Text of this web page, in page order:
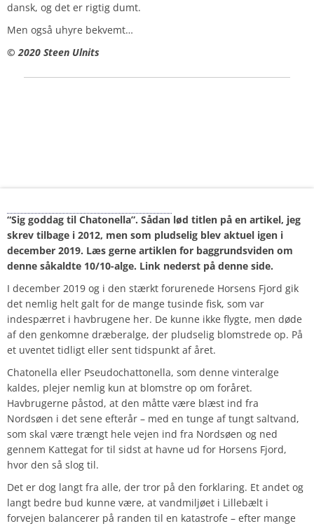
dansk, og det er rigtig dumt.
Men også uhyre bekvemt…
© 2020 Steen Ulnits
“Sig goddag til Chatonella”. Sådan lød titlen på en artikel, jeg
skrev tilbage i 2012, men som pludselig blev aktuel igen i
december 2019. Læs gerne artiklen for baggrundsviden om
denne såkaldte 10/10-alge. Link nederst på denne side.
I december 2019 og i den stærkt forurenede Horsens Fjord gik
det nemlig helt galt for de mange tusinde fisk, som var
indespærret i havbrugene her. De kunne ikke flygte, men døde
af den genkomne dræberalge, der pludselig blomstrede op. På
et uventet tidligt eller sent tidspunkt af året.
Chatonella eller Pseudochattonella, som denne vinteralge
kaldes, plejer nemlig kun at blomstre op om foråret.
Havbrugerne påstod, at den måtte være blæst ind fra
Nordsøen i det sene efterår – med en tunge af tungt saltvand,
som skal være trængt hele vejen ind fra Nordsøen og ned
gennem Kattegat for til sidst at havne ud for Horsens Fjord,
hvor den så slog til.
Det er dog langt fra alle, der tror på den forklaring. Et andet og
langt bedre bud kunne være, at vandmiljøet i Lillebælt i
forvejen balancerer på randen til en katastrofe – efter mange